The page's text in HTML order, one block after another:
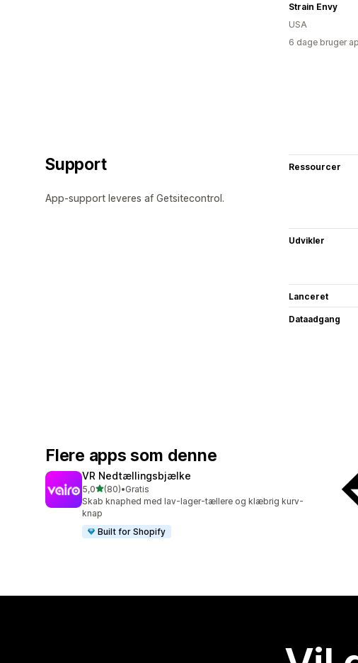
Strain Envy
USA
6 dage bruger
Support
App-support leveres af Getsitecontrol.
Ressourcer
Udvikler
Lanceret
Dataadgang
Flere apps som denne
VR Nedtællingsbjælke
5,0ud af 5 stjerner
(80)
80 anmeldelser i alt
•Gratis
Skab knaphed med lav-lager-tællere og klæbrig kurv-
knap
Built for Shopify